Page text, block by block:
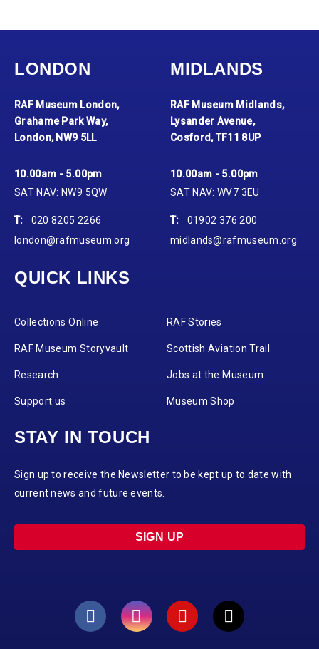
LONDON
RAF Museum London,
Grahame Park Way,
London, NW9 5LL
10.00am - 5.00pm
SAT NAV: NW9 5QW
T:
020 8205 2266
london@rafmuseum.org
MIDLANDS
RAF Museum Midlands,
Lysander Avenue,
Cosford, TF11 8UP
10.00am - 5.00pm
SAT NAV: WV7 3EU
T:
01902 376 200
midlands@rafmuseum.org
QUICK LINKS
Collections Online RAF Stories
RAF Museum Storyvault Scottish Aviation Trail
Research Jobs at the Museum
Support us Museum Shop
STAY IN TOUCH
Sign up to receive the Newsletter to be kept up to date with
current news and future events.
SIGN UP